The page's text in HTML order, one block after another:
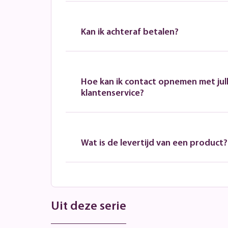
Kan ik achteraf betalen?
Hoe kan ik contact opnemen met
klantenservice?
Wat is de levertijd van een product?
Uit deze serie